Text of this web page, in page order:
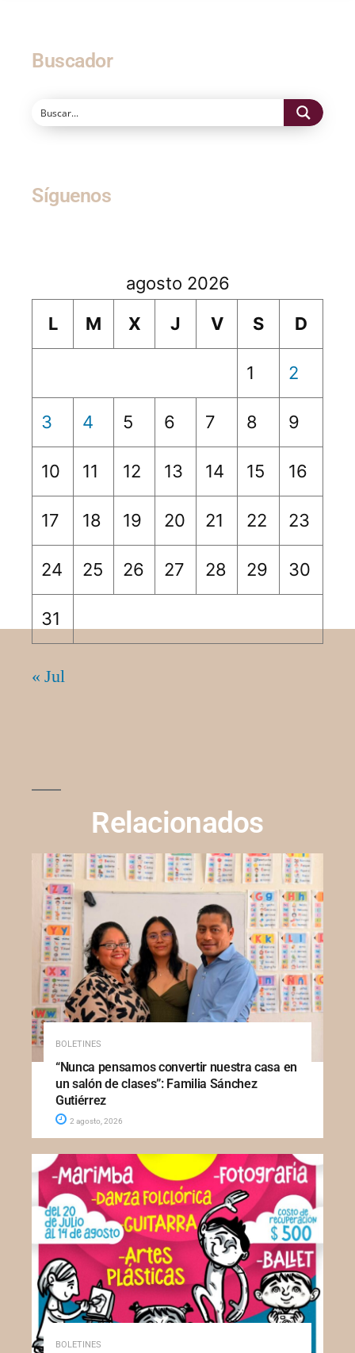
Buscador
Síguenos
agosto 2026
L
M X J V S D
1 2
3 4 5 6 7 8 9
10 11 12 13 14 15 16
17 18 19 20 21 22 23
24 25 26 27 28 29 30
31
« Jul
Relacionados
BOLETINES
“Nunca pensamos convertir nuestra casa en
un salón de clases”: Familia Sánchez
Gutiérrez
2 agosto, 2026
BOLETINES